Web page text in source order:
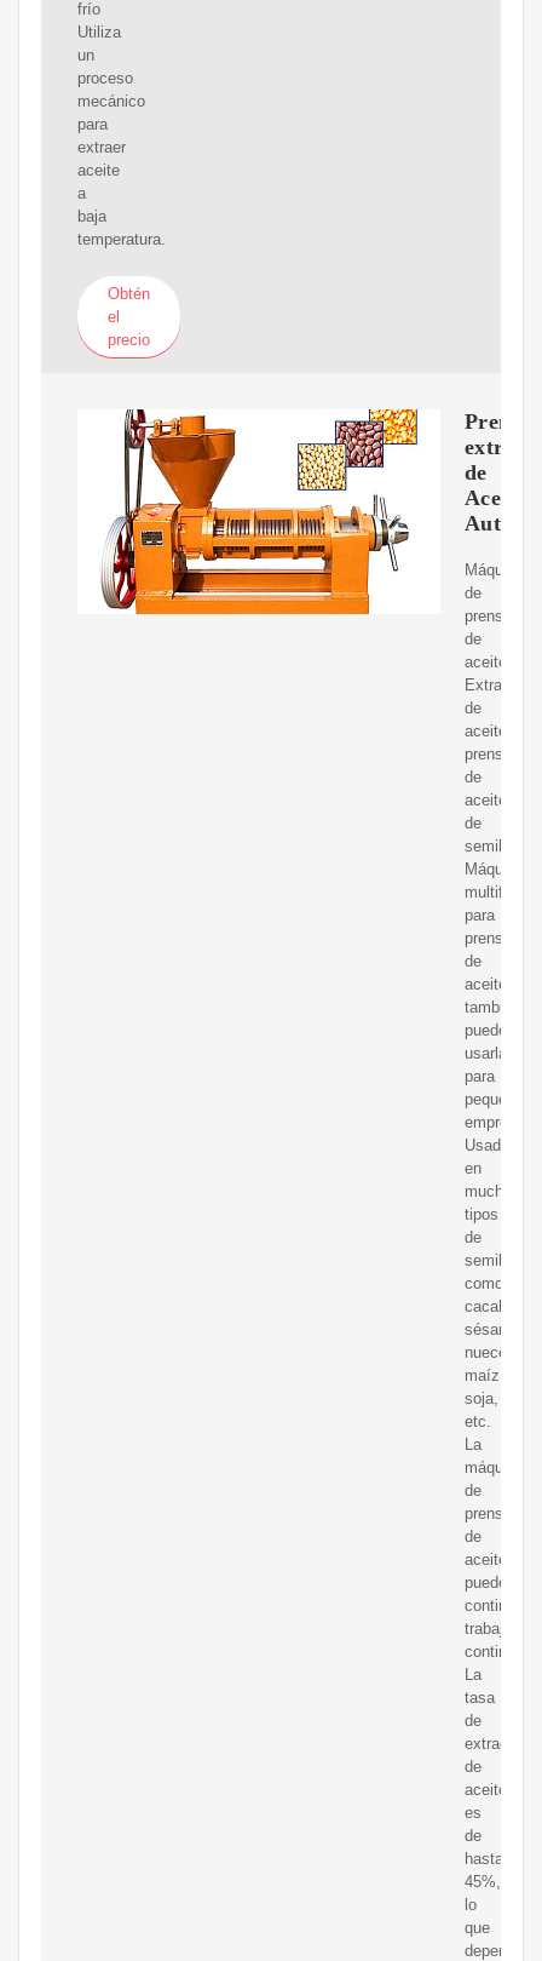
frío
Utiliza
un
proceso
mecánico
para
extraer
aceite
a
baja
temperatura.
Obtén
el
precio
Prensa
de
Aceite
Máquina
de
prensado
de
aceite
Extractor
de
aceite,
prensa
de
aceite
de
semillas
Máquina
para
prensas
de
aceite,
también
puede
usarla
para
pequeñas
empresas
Usado
en
muchos
tipos
de
semillas,
como
sésamo,
nueces,
maíz,
soja,
etc.
La
máquina
de
prensa
de
aceite
puede
continuar
trabajo
continuo
La
tasa
de
extracción
de
aceite
es
de
hasta
45%,
lo
que
depende